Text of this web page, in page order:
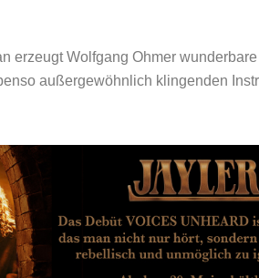
erzeugt Wolfgang Ohmer
außergewöhnlich klingenden